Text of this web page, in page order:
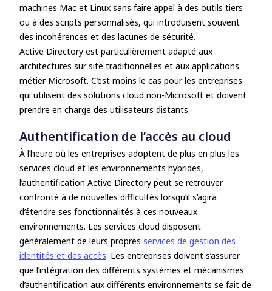
machines Mac et Linux sans faire appel à des outils tiers
ou à des scripts personnalisés, qui introduisent souvent
des incohérences et des lacunes de sécurité.
Active Directory est particulièrement adapté aux
architectures sur site traditionnelles et aux applications
métier Microsoft. C’est moins le cas pour les entreprises
qui utilisent des solutions cloud non-Microsoft et doivent
prendre en charge des utilisateurs distants.
Authentification de l’accès au cloud
À l’heure où les entreprises adoptent de plus en plus les
services cloud et les environnements hybrides,
l’authentification Active Directory peut se retrouver
confronté à de nouvelles difficultés lorsqu’il s’agira
d’étendre ses fonctionnalités à ces nouveaux
environnements. Les services cloud disposent
généralement de leurs propres services de gestion des
identités et des accès. Les entreprises doivent s’assurer
que l’intégration des différents systèmes et mécanismes
d’authentification aux différents environnements se fait de